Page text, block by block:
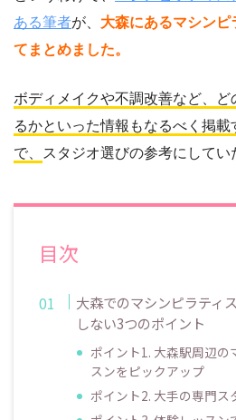
ある筆者が、 大森にあるマシン
てまとめました。
ボディメイクや不調改善など、ど
るかといった情報もなるべく掲
で、
スタジオ選びの参考にしてい
目次
大森でのマシンピラティ
しない3つのポイント
ポイント1. 大森駅周辺の
スンをピックアップ
ポイント2. 大手の専門ス